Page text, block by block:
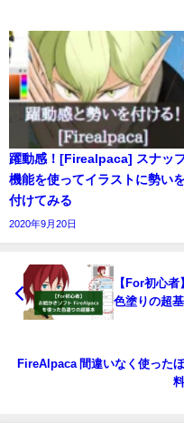
躍動感！[Firealpaca] スナッ
機能を使ってイラストに勢い
付けてみる
2020年9月20日
【For初心
色塗りの超
FireAlpaca 間違いなく使った